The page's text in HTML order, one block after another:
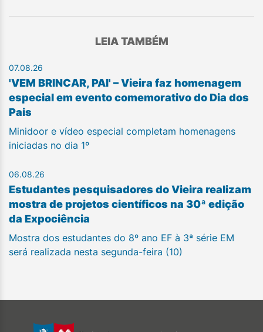
LEIA TAMBÉM
07.08.26
'VEM BRINCAR, PAI' – Vieira faz homenagem
especial em evento comemorativo do Dia dos
Pais
Minidoor e vídeo especial completam homenagens
iniciadas no dia 1º
06.08.26
Estudantes pesquisadores do Vieira realizam
mostra de projetos científicos na 30ª edição
da Expociência
Mostra dos estudantes do 8º ano EF à 3ª série EM
será realizada nesta segunda-feira (10)